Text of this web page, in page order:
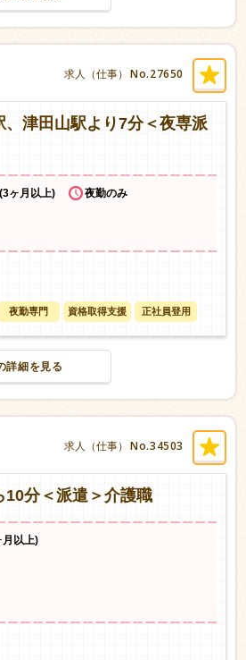
求人（仕事） No.27650
津田山駅より7分＜夜専派
ヶ月以上)
夜勤のみ
夜勤専門 資格取得支援 正社員登用
詳細を見る
求人（仕事） No.34503
10分＜派遣＞介護職
月以上)